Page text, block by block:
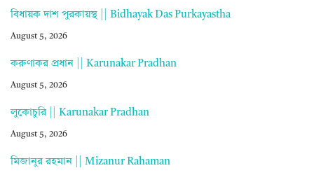
বিধায়ক দাশ পুরকায়স্থ || Bidhayak Das Purkayastha
August 5, 2026
করুণাকর প্রধান || Karunakar Pradhan
August 5, 2026
লুকোচুরি || Karunakar Pradhan
August 5, 2026
মিজানুর রহমান || Mizanur Rahaman